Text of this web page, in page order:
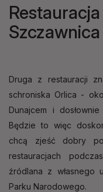
Szczawnica
Druga z restauracji
schroniska Orlica -
Dunajcem i
Będzie to więc
chcą zjeść dobry
restauracjach
źródlana z własnego
Parku Narodowego.